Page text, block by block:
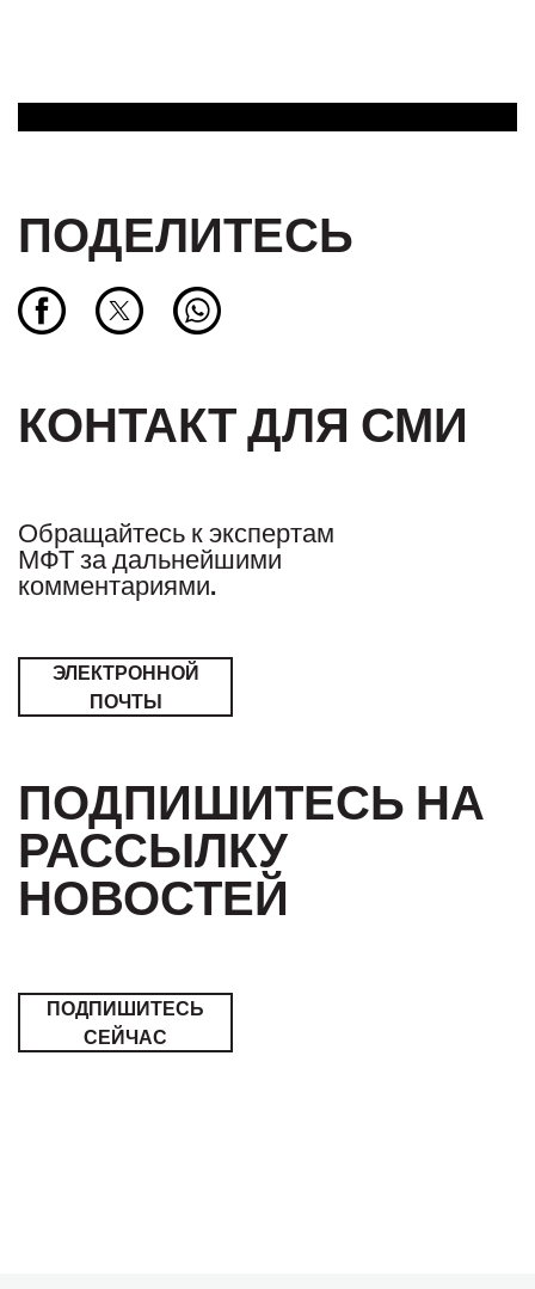
ПОДЕЛИТЕСЬ
КОНТАКТ ДЛЯ СМИ
Обращайтесь к экспертам
МФТ за дальнейшими
комментариями.
ЭЛЕКТРОННОЙ
ПОЧТЫ
ПОДПИШИТЕСЬ НА
РАССЫЛКУ
НОВОСТЕЙ
ПОДПИШИТЕСЬ
СЕЙЧАС